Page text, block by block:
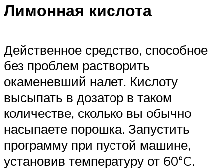
Лимонная кислота
Действенное средство, способное
без проблем растворить
окаменевший налет. Кислоту
высыпать в дозатор в таком
количестве, сколько вы обычно
насыпаете порошка. Запустить
программу при пустой машине,
установив температуру от 60°C.